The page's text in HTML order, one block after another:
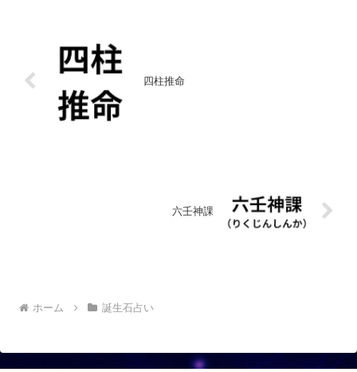
四柱推命
六壬神課
ホーム 誕生石占い